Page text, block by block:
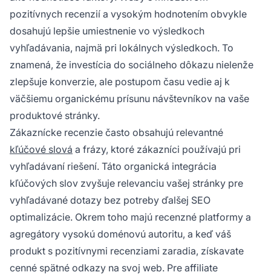
pozitívnych recenzií a vysokým hodnotením obvykle
dosahujú lepšie umiestnenie vo výsledkoch
vyhľadávania, najmä pri lokálnych výsledkoch. To
znamená, že investícia do sociálneho dôkazu nielenže
zlepšuje konverzie, ale postupom času vedie aj k
väčšiemu organickému prísunu návštevníkov na vaše
produktové stránky.
Zákaznícke recenzie často obsahujú relevantné
kľúčové slová a frázy, ktoré zákazníci používajú pri
vyhľadávaní riešení. Táto organická integrácia
kľúčových slov zvyšuje relevanciu vašej stránky pre
vyhľadávané dotazy bez potreby ďalšej SEO
optimalizácie. Okrem toho majú recenzné platformy a
agregátory vysokú doménovú autoritu, a keď váš
produkt s pozitívnymi recenziami zaradia, získavate
cenné spätné odkazy na svoj web. Pre affiliate